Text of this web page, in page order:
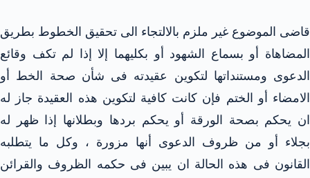
قاضى الموضوع غير ملزم بالالتجاء الى تحقيق الخطوط بطريق
المضاهاة أو بسماع الشهود أو بكليهما إلا إذا لم تكف وقائع
الدعوى ومستنداتها لتكوين عقيدته فى شأن صحة الخط أو
الامضاء أو الختم فإن كانت كافية لتكوين هذه العقيدة جاز له
ان يحكم بصحة الورقة أو يحكم بردها وبطلانها إذا ظهر له
بجلاء أو من ظروف الدعوى أنها مزورة ، وكل ما يتطلبه
القانون فى هذه الحالة ان يبين فى حكمه الظروف والقرائن